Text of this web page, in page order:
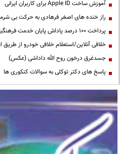
آموزش ساخت Apple ID برای کاربران ایرانی
راز خنده های اصغر فرهادی به حرکت بی
پرداخت ۱۰۰ درصد پاداش پایان خدمت فرهنگیان
خلافی آنلاین/استعلام خلافی خودرو از طریق
جسدغرق درخون روح الله داداشی (عکس)
پاسخ های دکتر توکلی به سوالات کنکوری ها